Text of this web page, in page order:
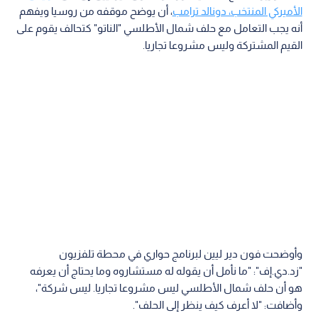
الأميركي المنتخب، دونالد ترامب، أن يوضح موقفه من روسيا ويفهم
أنه يجب التعامل مع حلف شمال الأطلسي "الناتو" كتحالف يقوم على
القيم المشتركة وليس مشروعا تجاريا.
وأوضحت فون دير ليين لبرنامج حواري في محطة تلفزيون
"زد.دي.إف": "ما نأمل أن يقوله له مستشاروه وما يحتاج أن يعرفه
هو أن حلف شمال الأطلسي ليس مشروعا تجاريا. ليس شركة"،
وأضافت: "لا أعرف كيف ينظر إلى الحلف".